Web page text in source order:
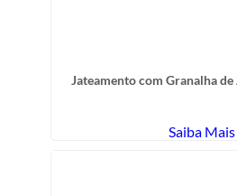
Jateamento com Granalha
Saiba Mais